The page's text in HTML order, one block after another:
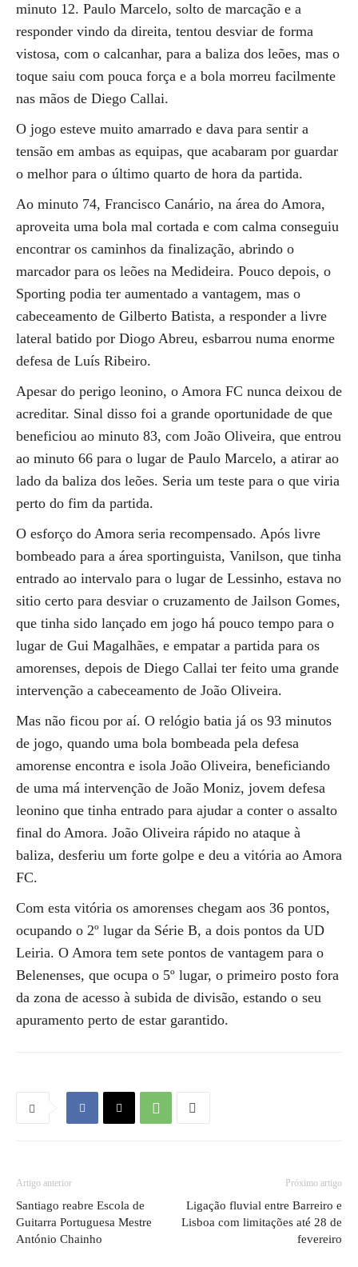
minuto 12. Paulo Marcelo, solto de marcação e a
responder vindo da direita, tentou desviar de forma
vistosa, com o calcanhar, para a baliza dos leões, mas o
toque saiu com pouca força e a bola morreu facilmente
nas mãos de Diego Callai.
O jogo esteve muito amarrado e dava para sentir a
tensão em ambas as equipas, que acabaram por guardar
o melhor para o último quarto de hora da partida.
Ao minuto 74, Francisco Canário, na área do Amora,
aproveita uma bola mal cortada e com calma conseguiu
encontrar os caminhos da finalização, abrindo o
marcador para os leões na Medideira. Pouco depois, o
Sporting podia ter aumentado a vantagem, mas o
cabeceamento de Gilberto Batista, a responder a livre
lateral batido por Diogo Abreu, esbarrou numa enorme
defesa de Luís Ribeiro.
Apesar do perigo leonino, o Amora FC nunca deixou de
acreditar. Sinal disso foi a grande oportunidade de que
beneficiou ao minuto 83, com João Oliveira, que entrou
ao minuto 66 para o lugar de Paulo Marcelo, a atirar ao
lado da baliza dos leões. Seria um teste para o que viria
perto do fim da partida.
O esforço do Amora seria recompensado. Após livre
bombeado para a área sportinguista, Vanilson, que tinha
entrado ao intervalo para o lugar de Lessinho, estava no
sitio certo para desviar o cruzamento de Jailson Gomes,
que tinha sido lançado em jogo há pouco tempo para o
lugar de Gui Magalhães, e empatar a partida para os
amorenses, depois de Diego Callai ter feito uma grande
intervenção a cabeceamento de João Oliveira.
Mas não ficou por aí. O relógio batia já os 93 minutos
de jogo, quando uma bola bombeada pela defesa
amorense encontra e isola João Oliveira, beneficiando
de uma má intervenção de João Moniz, jovem defesa
leonino que tinha entrado para ajudar a conter o assalto
final do Amora. João Oliveira rápido no ataque à
baliza, desferiu um forte golpe e deu a vitória ao Amora
FC.
Com esta vitória os amorenses chegam aos 36 pontos,
ocupando o 2º lugar da Série B, a dois pontos da UD
Leiria. O Amora tem sete pontos de vantagem para o
Belenenses, que ocupa o 5º lugar, o primeiro posto fora
da zona de acesso à subida de divisão, estando o seu
apuramento perto de estar garantido.
Artigo anterior
Santiago reabre Escola de
Guitarra Portuguesa Mestre
António Chainho
Próximo artigo
Ligação fluvial entre Barreiro e
Lisboa com limitações até 28 de
fevereiro